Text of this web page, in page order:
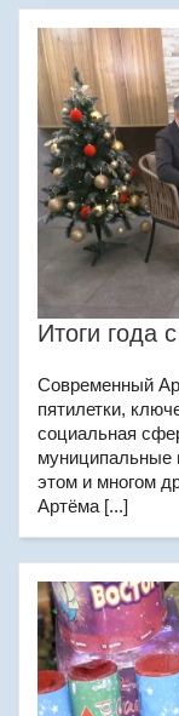
Итоги года
Современный
пятилетки,
социальная
муниципальные
этом и многом
Артёма [...]